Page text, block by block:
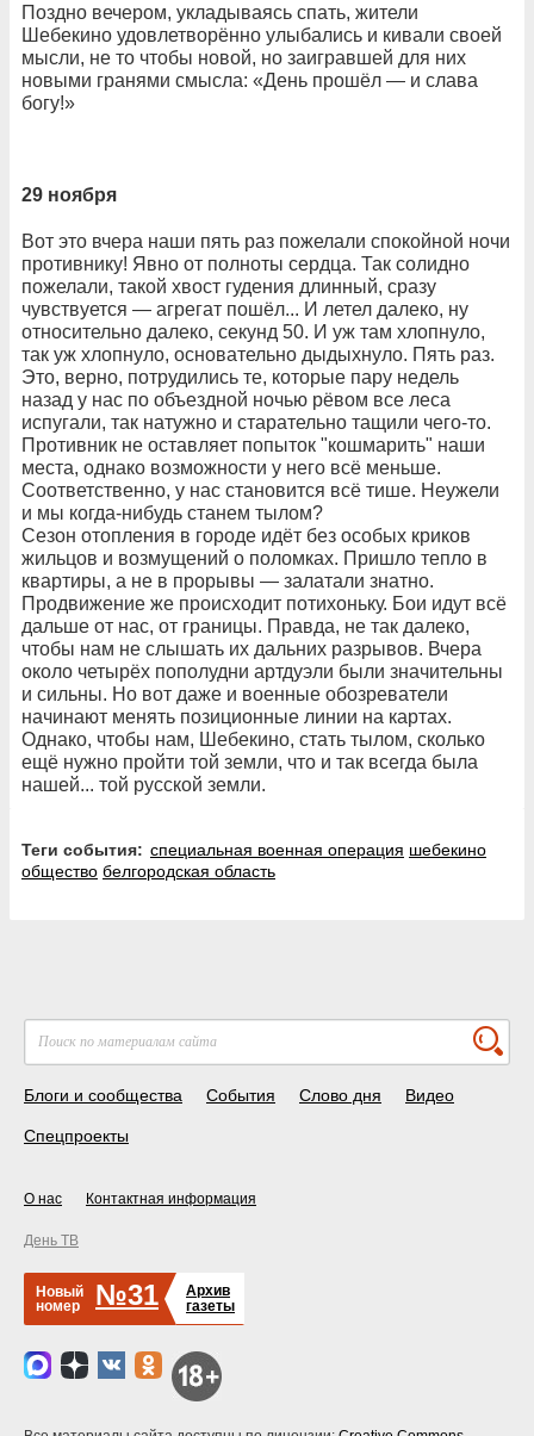
Поздно вечером, укладываясь спать, жители
Шебекино удовлетворённо улыбались и кивали своей
мысли, не то чтобы новой, но заигравшей для них
новыми гранями смысла: «День прошёл — и слава
богу!»
29 ноября
Вот это вчера наши пять раз пожелали спокойной ночи
противнику! Явно от полноты сердца. Так солидно
пожелали, такой хвост гудения длинный, сразу
чувствуется — агрегат пошёл... И летел далеко, ну
относительно далеко, секунд 50. И уж там хлопнуло,
так уж хлопнуло, основательно дыдыхнуло. Пять раз.
Это, верно, потрудились те, которые пару недель
назад у нас по объездной ночью рёвом все леса
испугали, так натужно и старательно тащили чего-то.
Противник не оставляет попыток "кошмарить" наши
места, однако возможности у него всё меньше.
Соответственно, у нас становится всё тише. Неужели
и мы когда-нибудь станем тылом?
Сезон отопления в городе идёт без особых криков
жильцов и возмущений о поломках. Пришло тепло в
квартиры, а не в прорывы — залатали знатно.
Продвижение же происходит потихоньку. Бои идут всё
дальше от нас, от границы. Правда, не так далеко,
чтобы нам не слышать их дальних разрывов. Вчера
около четырёх пополудни артдуэли были значительны
и сильны. Но вот даже и военные обозреватели
начинают менять позиционные линии на картах.
Однако, чтобы нам, Шебекино, стать тылом, сколько
ещё нужно пройти той земли, что и так всегда была
нашей... той русской земли.
Теги события: специальная военная операция шебекино
общество белгородская область
Блоги и сообщества События Слово дня Видео
Спецпроекты
О нас Контактная информация
День ТВ
Новый
номер
№31
Архив
газеты